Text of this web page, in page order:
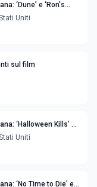
‘Dune’ e ‘Ron's
Uniti
sul film
‘Halloween Kills’ e
Uniti
‘No Time to Die’ e